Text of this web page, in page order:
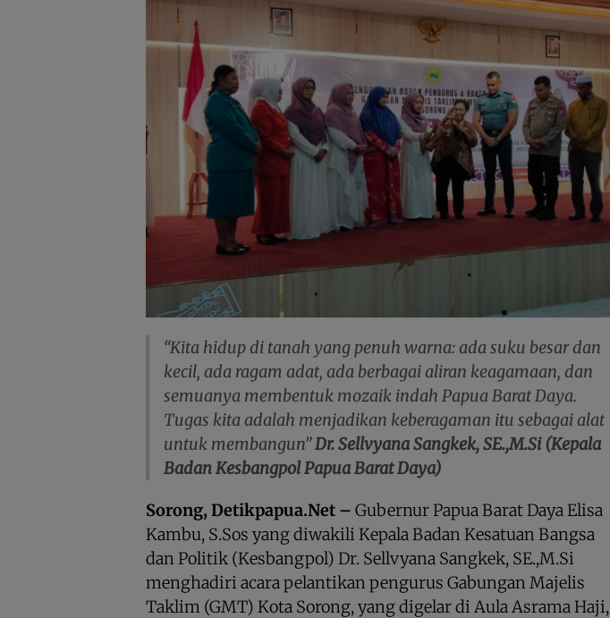
“Kita hidup di tanah yang penuh warna: ada suku besar dan
kecil, ada ragam adat, ada berbagai aliran keagamaan, dan
semuanya membentuk mozaik indah Papua Barat Daya.
Tugas kita adalah menjadikan keberagaman itu sebagai alat
untuk membangun”Dr. Sellvyana Sangkek, SE.,M.Si (Kepala
Badan Kesbangpol Papua Barat Daya)
Sorong, Detikpapua.Net – Gubernur Papua Barat Daya Elisa
Kambu, S.Sos yang diwakili Kepala Badan Kesatuan Bangsa
dan Politik (Kesbangpol) Dr. Sellvyana Sangkek, SE.,M.Si
menghadiri acara pelantikan pengurus Gabungan Majelis
Taklim (GMT) Kota Sorong, yang digelar di Aula Asrama Haji,